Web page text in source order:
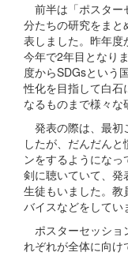
前半は「ポスター
分たちの研究をまと
表しました。昨年度
今年で2年目となり
度からSDGsという
性化を目指して白石
なるものまで様々な
発表の際は、最初
したが、だんだん
ンをするようにな
剣に聴いていて、発
生徒もいました。教
バイスなどをしてい
ポスターセッショ
れぞれが全体に向